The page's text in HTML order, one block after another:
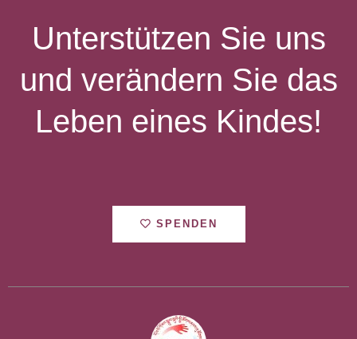
Unterstützen Sie uns
und verändern Sie das
Leben eines Kindes!
SPENDEN